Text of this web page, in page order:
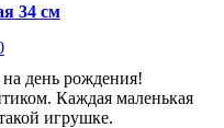
34 см
день рождения!
Каждая маленькая
игрушке.